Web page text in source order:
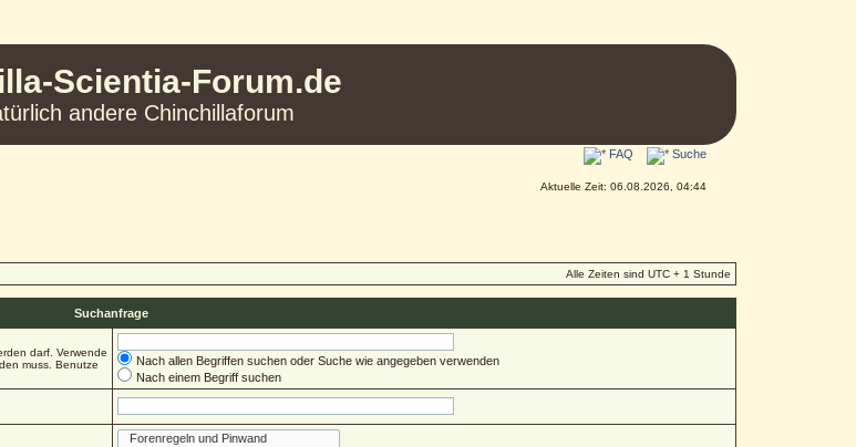
Scientia-Forum.de
andere Chinchillaforum
FAQ Suche
Aktuelle Zeit: 06.08.2026, 04:44
Alle Zeiten sind UTC + 1 Stunde
Suchanfrage
darf. Verwende
muss. Benutze
Nach allen Begriffen suchen oder Suche wie angegeben verwenden
Nach einem Begriff suchen